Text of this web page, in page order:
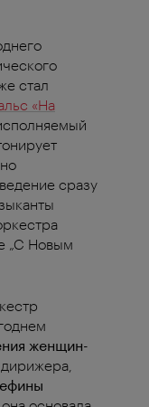
стал
«На
исполняемый
сразу
„С Новым
женщин-
дирижера,